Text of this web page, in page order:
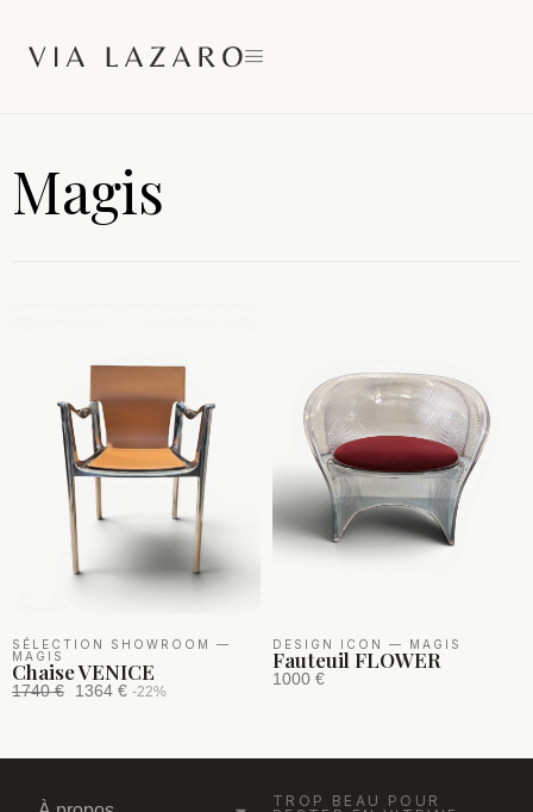
Magis
SÉLECTION SHOWROOM
—
MAGIS
Chaise VENICE
1740 € 1364 € -22%
DESIGN ICON — MAGIS
Fauteuil FLOWER
1000 €
TROP BEAU POUR